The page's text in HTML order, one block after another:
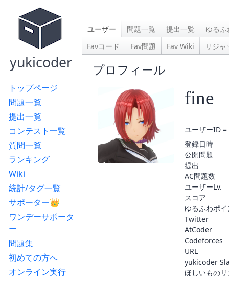
yukicoder
トップページ
問題一覧
提出一覧
コンテスト一覧
質問一覧
ランキング
Wiki
統計/タグ一覧
サポーター👑
ワンデーサポータ
ー
問題集
初めての方へ
オンライン実行
ユーザー 問題一覧 提出一覧
ゆる
Favコード
Fav問題 Fav Wiki リジ
プロフィール
fine
ユーザーID
登録日時
公開問題
提出
AC問題数
ユーザーLv.
スコア
ゆるふわポ
Twitter
AtCoder
Codeforces
URL
yukicoder
ほしいもの